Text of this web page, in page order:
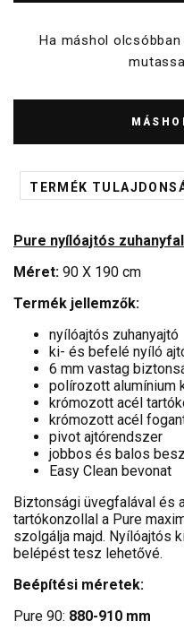
Ha máshol
TERMÉK
Pure nyílóajtós zuhanyfal
Méret: 90 X 190 cm
Termék jellemzők:
nyílóajtós zuhanyajtó
ki- és befelé nyíló
6 mm vastag
polírozott alumínium
krómozott acél
krómozott acél
pivot ajtórendszer
jobbos és balos
Easy Clean bevonat
Biztonsági üvegfalával és
tartókonzollal a Pure
szolgálja majd. Nyílóajtós
belépést tesz lehetővé.
Beépítési méretek:
Pure 90: 880-910 mm